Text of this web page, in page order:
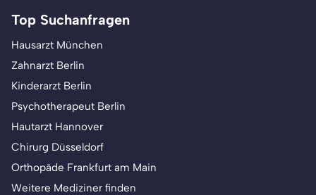
Top Suchanfragen
Hausarzt München
Zahnarzt Berlin
Kinderarzt Berlin
Psychotherapeut Berlin
Hautarzt Hannover
Chirurg Düsseldorf
Orthopäde Frankfurt am Main
Weitere Mediziner finden